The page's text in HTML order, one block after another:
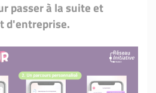
passer à la suite et
d'entreprise.